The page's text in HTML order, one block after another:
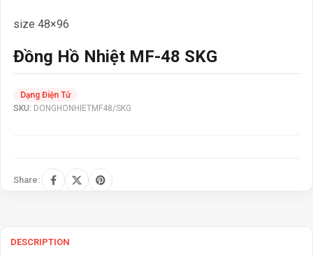
Đồng Hồ Nhiệt MF-48 SKG
size 48×96
SKU: DONGHONHIETMF48/SKG
Dạng Điện Tử
Share:
DESCRIPTION